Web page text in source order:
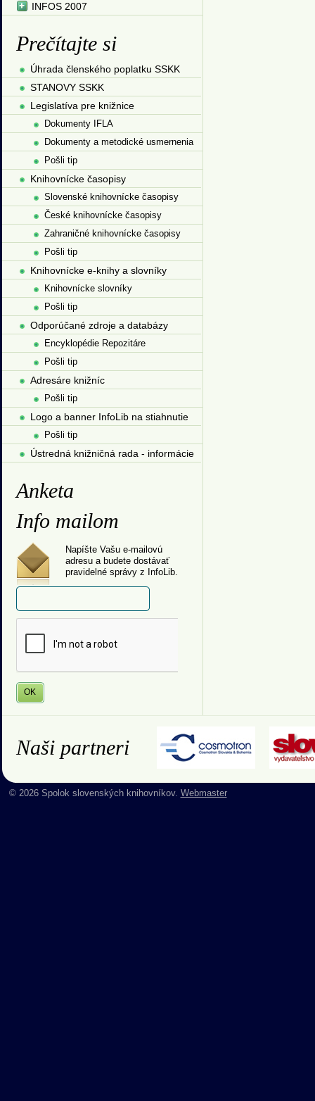
INFOS 2007
Prečítajte si
Úhrada členského poplatku SSKK
STANOVY SSKK
Legislatíva pre knižnice
Dokumenty IFLA
Dokumenty a metodické usmernenia
Pošli tip
Knihovnícke časopisy
Slovenské knihovnícke časopisy
České knihovnícke časopisy
Zahraničné knihovnícke časopisy
Pošli tip
Knihovnícke e-knihy a slovníky
Knihovnícke slovníky
Pošli tip
Odporúčané zdroje a databázy
Encyklopédie Repozitáre
Pošli tip
Adresáre knižníc
Pošli tip
Logo a banner InfoLib na stiahnutie
Pošli tip
Ústredná knižničná rada - informácie
Anketa
Info mailom
Napíšte Vašu e-mailovú
adresu a budete dostávať
pravidelné správy z InfoLib.
Naši partneri
© 2026 Spolok slovenských knihovníkov. Webmaster